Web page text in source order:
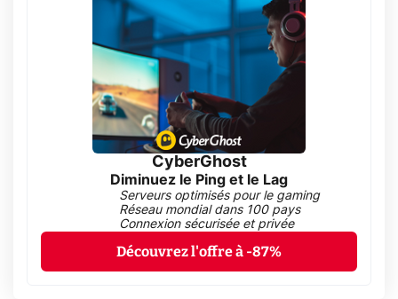
CyberGhost
Diminuez le Ping et le Lag
Serveurs optimisés pour le gaming
Réseau mondial dans 100 pays
Connexion sécurisée et privée
Découvrez l'offre à -87%